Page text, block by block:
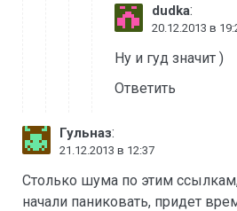
dudka:
20.12.2013 в
Ну и гуд значит )
Ответить
Гульназ:
21.12.2013 в 12:37
Столько шума по этим
начали паниковать, придет